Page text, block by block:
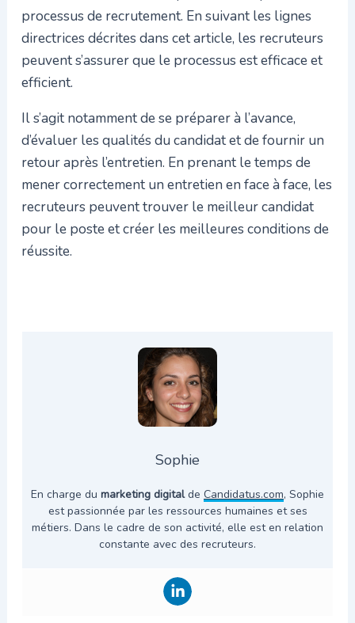
processus de recrutement. En suivant les lignes
directrices décrites dans cet article, les recruteurs
peuvent s’assurer que le processus est efficace et
efficient.
Il s’agit notamment de se préparer à l’avance,
d’évaluer les qualités du candidat et de fournir un
retour après l’entretien. En prenant le temps de
mener correctement un entretien en face à face, les
recruteurs peuvent trouver le meilleur candidat
pour le poste et créer les meilleures conditions de
réussite.
Sophie
En charge du marketing digitalde Candidatus.com, Sophie
est passionnée par les ressources humaines et ses
métiers. Dans le cadre de son activité, elle est en relation
constante avec des recruteurs.